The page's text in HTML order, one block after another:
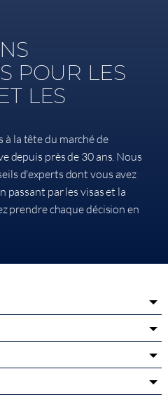
POUR LES
LES
à la tête du marché de
depuis près de 30 ans. Nous
d'experts dont vous avez
passant par les visas et la
prendre chaque décision en